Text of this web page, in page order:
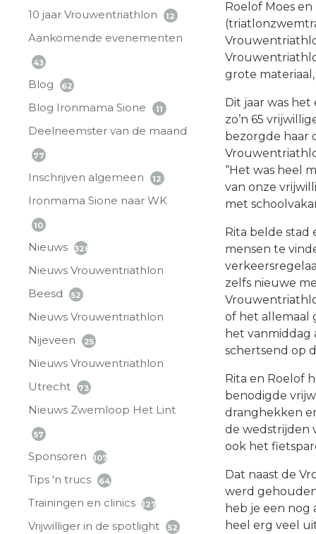
10 jaar Vrouwentriathlon 12
Aankomende evenementen
43
Blog 62
Blog Ironmama Sione 11
Deelneemster van de maand
77
Inschrijven algemeen 12
Ironmama Sione naar WK
10
Nieuws 328
Nieuws Vrouwentriathlon
Beesd
52
Nieuws Vrouwentriathlon
Nijeveen
25
Nieuws Vrouwentriathlon
Utrecht
73
Nieuws Zwemloop Het Lint
57
Sponsoren 107
Tips 'n trucs 64
Trainingen en clinics 127
Vrijwilliger in de spotlight 52
Roelof Moes
grote
Dit jaar was
zo’n 65
bezorgde haar
“Het was heel
van onze
met
Rita belde
mensen te
zelfs nieuwe
of het allemaal
het vanmiddag
schertsend op
Rita en Roelof
benodigde
dranghekken
de wedstrijden
ook het
Dat naast de
werd
heb je een
heel erg veel